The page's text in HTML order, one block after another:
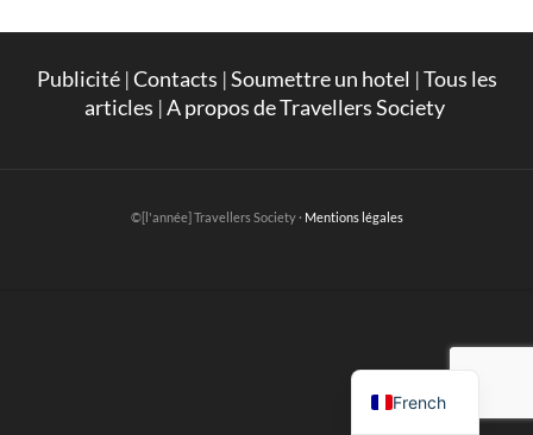
Publicité|Contacts |Soumettre un hotel |Tous les
articles |A propos de Travellers Society
©[l'année] Travellers Society · Mentions légales
French